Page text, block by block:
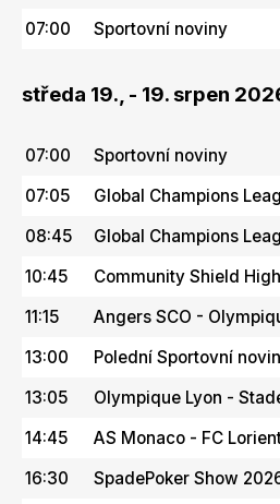
07:00
Sportovní noviny
středa 19., - 19. srpen
07:00
Sportovní noviny
07:05
Global Champions
08:45
Global Champions
10:45
Community Shield
11:15
Angers SCO -
13:00
Polední Sportovní
13:05
Olympique Lyon -
14:45
AS Monaco - FC
16:30
SpadePoker Show